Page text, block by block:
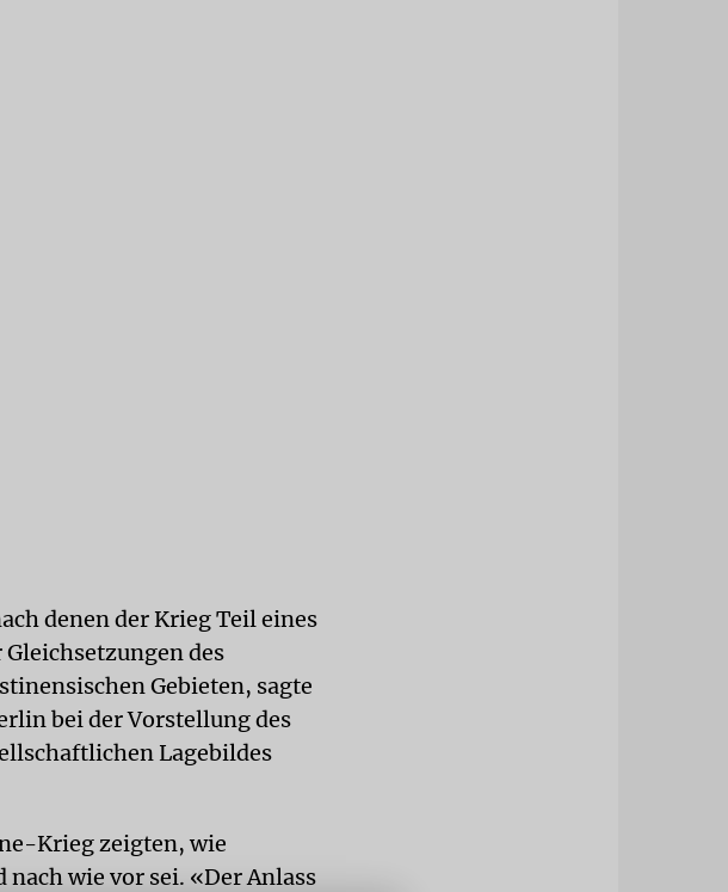
denen der Krieg Teil eines
des
Gebieten, sagte
bei der Vorstellung des
Lagebildes
Krieg zeigten, wie
wie vor sei. «Der Anlass